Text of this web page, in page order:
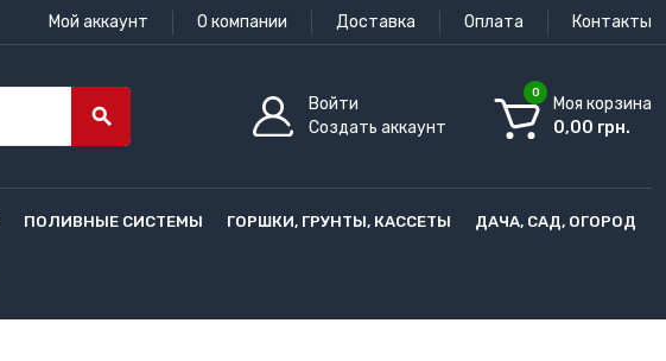
Мой аккаунт О компании Доставка Оплата Контакты
search
Войти
Создать аккаунт
0
Моя корзина
0,00 грн.
ПОЛИВНЫЕ СИСТЕМЫ ГОРШКИ, ГРУНТЫ, КАССЕТЫ ДАЧА, САД, ОГОРОД